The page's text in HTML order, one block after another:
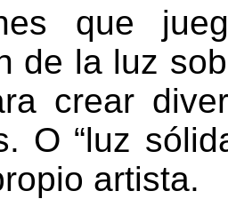
que
de la luz
crear
. O “luz
artista.